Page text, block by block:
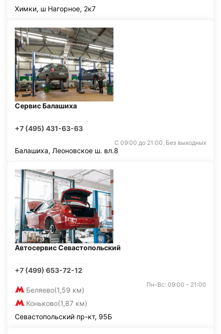
Химки, ш Нагорное, 2к7
Сервис Балашиха
+7 (495) 431-63-63
С 09:00 до 21:00. Без выходных
Балашиха, Леоновское ш. вл.8
Автосервис Севастопольский
+7 (499) 653-72-12
Беляево(1,59 км)
Коньково(1,87 км)
Пн-Вс: 09:00 - 21:00
Севастопольский пр-кт, 95Б